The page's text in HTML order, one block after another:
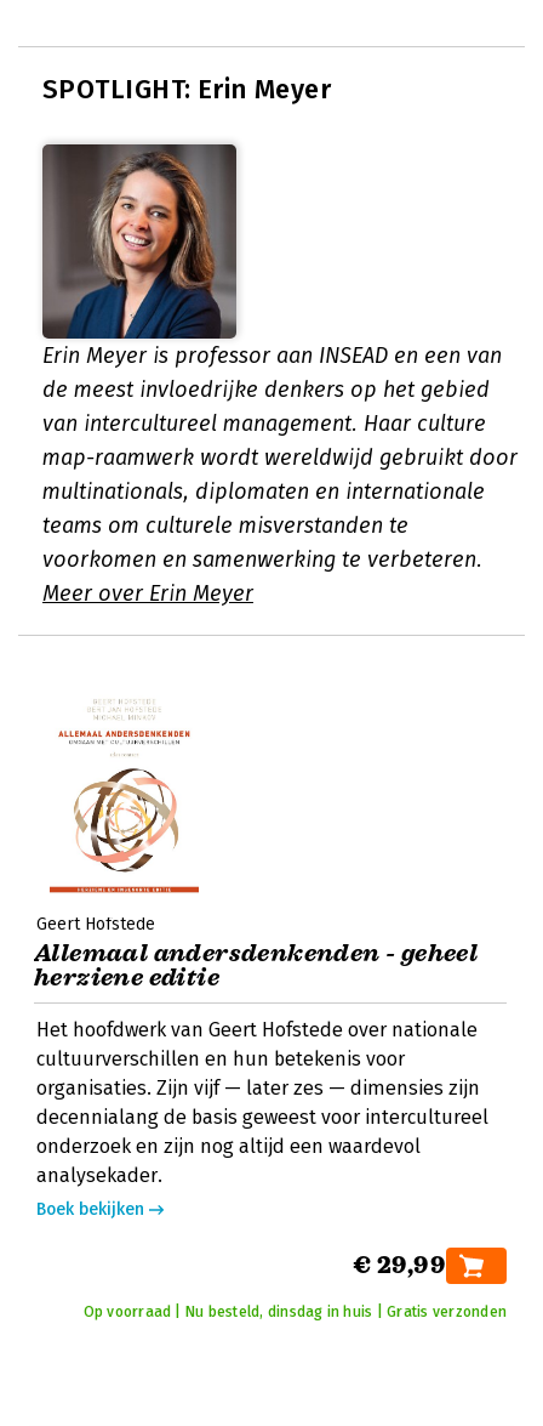
SPOTLIGHT: Erin Meyer
Erin Meyer is professor aan INSEAD en een van
de meest invloedrijke denkers op het gebied
van intercultureel management. Haar culture
map-raamwerk wordt wereldwijd gebruikt door
multinationals, diplomaten en internationale
teams om culturele misverstanden te
voorkomen en samenwerking te verbeteren.
Meer over Erin Meyer
Geert Hofstede
Allemaal andersdenkenden - geheel
herziene editie
Het hoofdwerk van Geert Hofstede over nationale
cultuurverschillen en hun betekenis voor
organisaties. Zijn vijf — later zes — dimensies zijn
decennialang de basis geweest voor intercultureel
onderzoek en zijn nog altijd een waardevol
analysekader.
Boek bekijken
€ 29,99
Op voorraad | Nu besteld, dinsdag in huis | Gratis verzonden